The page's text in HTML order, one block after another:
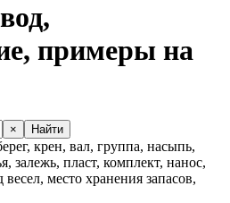
примеры на
× Найти
крен, вал, группа, насыпь,
залежь, пласт, комплект, нанос,
место хранения запасов,